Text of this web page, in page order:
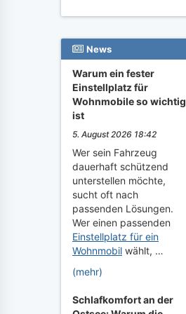
News
Warum ein fester
Einstellplatz für
Wohnmobile so wichtig
ist
5. August 2026 18:42
Wer sein Fahrzeug
dauerhaft schützend
unterstellen möchte,
sucht oft nach
passenden Lösungen.
Wer einen passenden
Einstellplatz für ein
Wohnmobil wählt, …
(mehr)
Schlafkomfort an der